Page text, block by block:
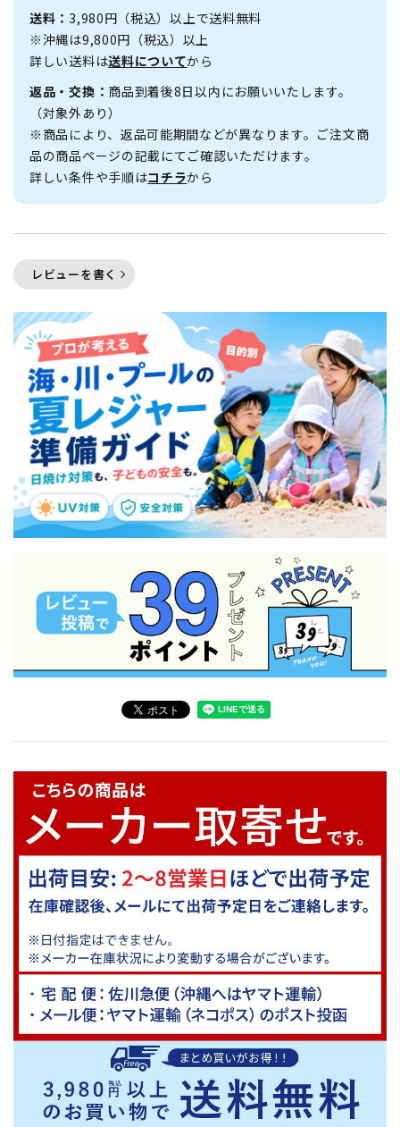
送料：3,980円（税込）以上で送料無料
※沖縄は9,800円（税込）以上
詳しい送料は送料についてから
返品・交換： 商品到着後8日以内にお願いいたします。
（対象外あり）
※商品により、返品可能期間などが異なります。ご注文商
品の商品ページの記載にてご確認いただけます。
詳しい条件や手順はコチラから
レビューを書く